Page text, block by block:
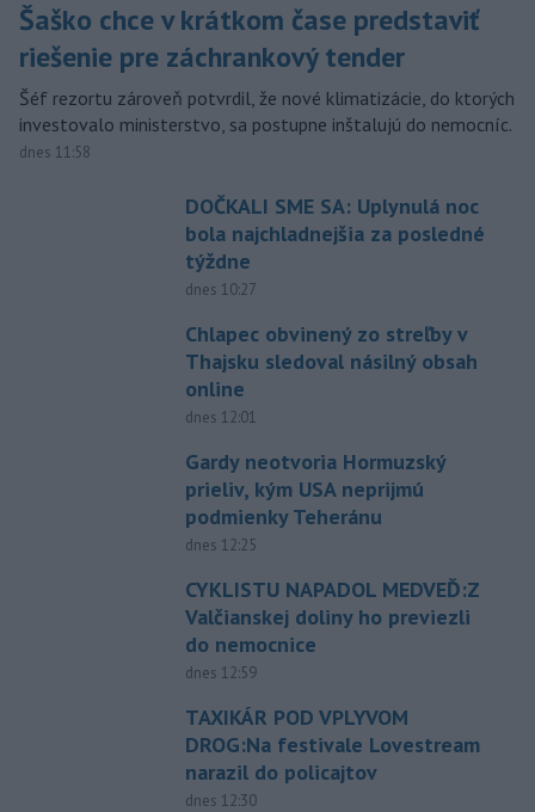
Šaško chce v krátkom čase predstaviť
riešenie pre záchrankový tender
Šéf rezortu zároveň potvrdil, že nové klimatizácie, do ktorých
investovalo ministerstvo, sa postupne inštalujú do nemocníc.
dnes 11:58
DOČKALI SME SA: Uplynulá noc
bola najchladnejšia za posledné
týždne
dnes 10:27
Chlapec obvinený zo streľby v
Thajsku sledoval násilný obsah
online
dnes 12:01
Gardy neotvoria Hormuzský
prieliv, kým USA neprijmú
podmienky Teheránu
dnes 12:25
CYKLISTU NAPADOL MEDVEĎ:Z
Valčianskej doliny ho previezli
do nemocnice
dnes 12:59
TAXIKÁR POD VPLYVOM
DROG:Na festivale Lovestream
narazil do policajtov
dnes 12:30